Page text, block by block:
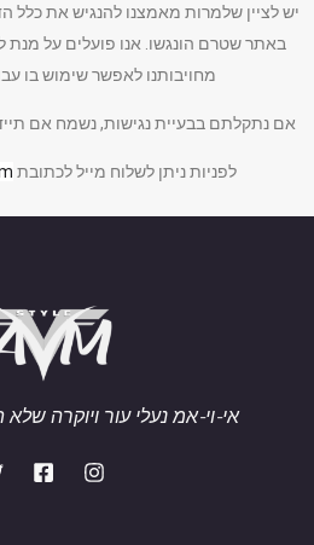
יש לציין שלמרות מאמצנו להנגיש את כלל
באתר שטרם הונגשו. אנו פועלים על
מחויבותנו לאפשר שימוש בו
אם נתקלתם בבעיית נגישות, נשמח אם
לפניות ניתן לשלוח מייל לכתובת
אי-וי-אמ נעלי עור ויוקרה